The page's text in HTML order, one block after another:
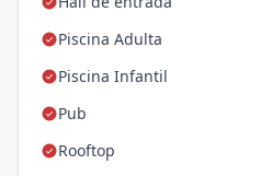
Piscina Adulta
Piscina Infantil
Pub
Rooftop